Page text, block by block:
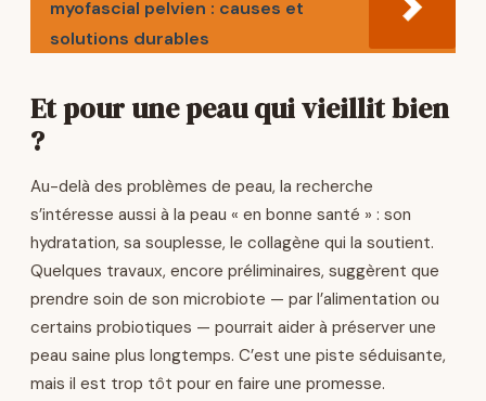
myofascial pelvien : causes et
solutions durables
Et pour une peau qui vieillit bien
?
Au-delà des problèmes de peau, la recherche
s’intéresse aussi à la peau « en bonne santé » : son
hydratation, sa souplesse, le collagène qui la soutient.
Quelques travaux, encore préliminaires, suggèrent que
prendre soin de son microbiote — par l’alimentation ou
certains probiotiques — pourrait aider à préserver une
peau saine plus longtemps. C’est une piste séduisante,
mais il est trop tôt pour en faire une promesse.